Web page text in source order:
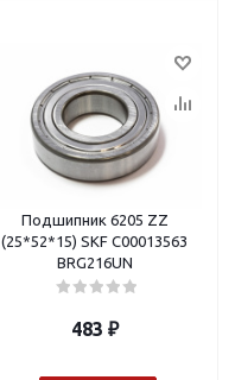
Подшипник 6205 ZZ
(25*52*15) SKF С00013563
BRG216UN
483 ₽